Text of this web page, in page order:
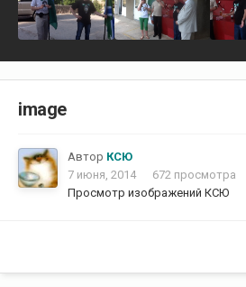
image
Автор КСЮ
7 июня, 2014
672 просмотра
Просмотр изображений КСЮ